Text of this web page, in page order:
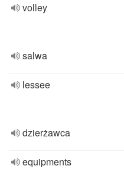
volley
salwa
lessee
dzierżawca
equipments